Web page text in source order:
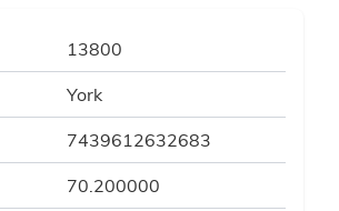
13800
York
7439612632683
70.200000